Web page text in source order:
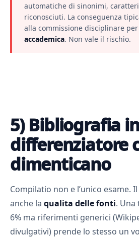
automatiche di sinonimi,
riconosciuti. La conseguenza
alla commissione disciplinare per
accademica. Non vale il rischio.
5) Bibliografia
differenziatore
dimenticano
Compilatio non e l’unico esame.
anche la qualita delle fonti. Una
6% ma riferimenti generici
divulgativi) prende lo stesso un